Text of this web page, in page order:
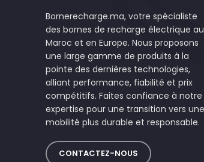
Bornerecharge.ma, votre spécialiste
des bornes de recharge électrique au
Maroc et en Europe. Nous proposons
une large gamme de produits à la
pointe des dernières technologies,
alliant performance, fiabilité et prix
compétitifs. Faites confiance à notre
expertise pour une transition vers une
mobilité plus durable et responsable.
CONTACTEZ-NOUS